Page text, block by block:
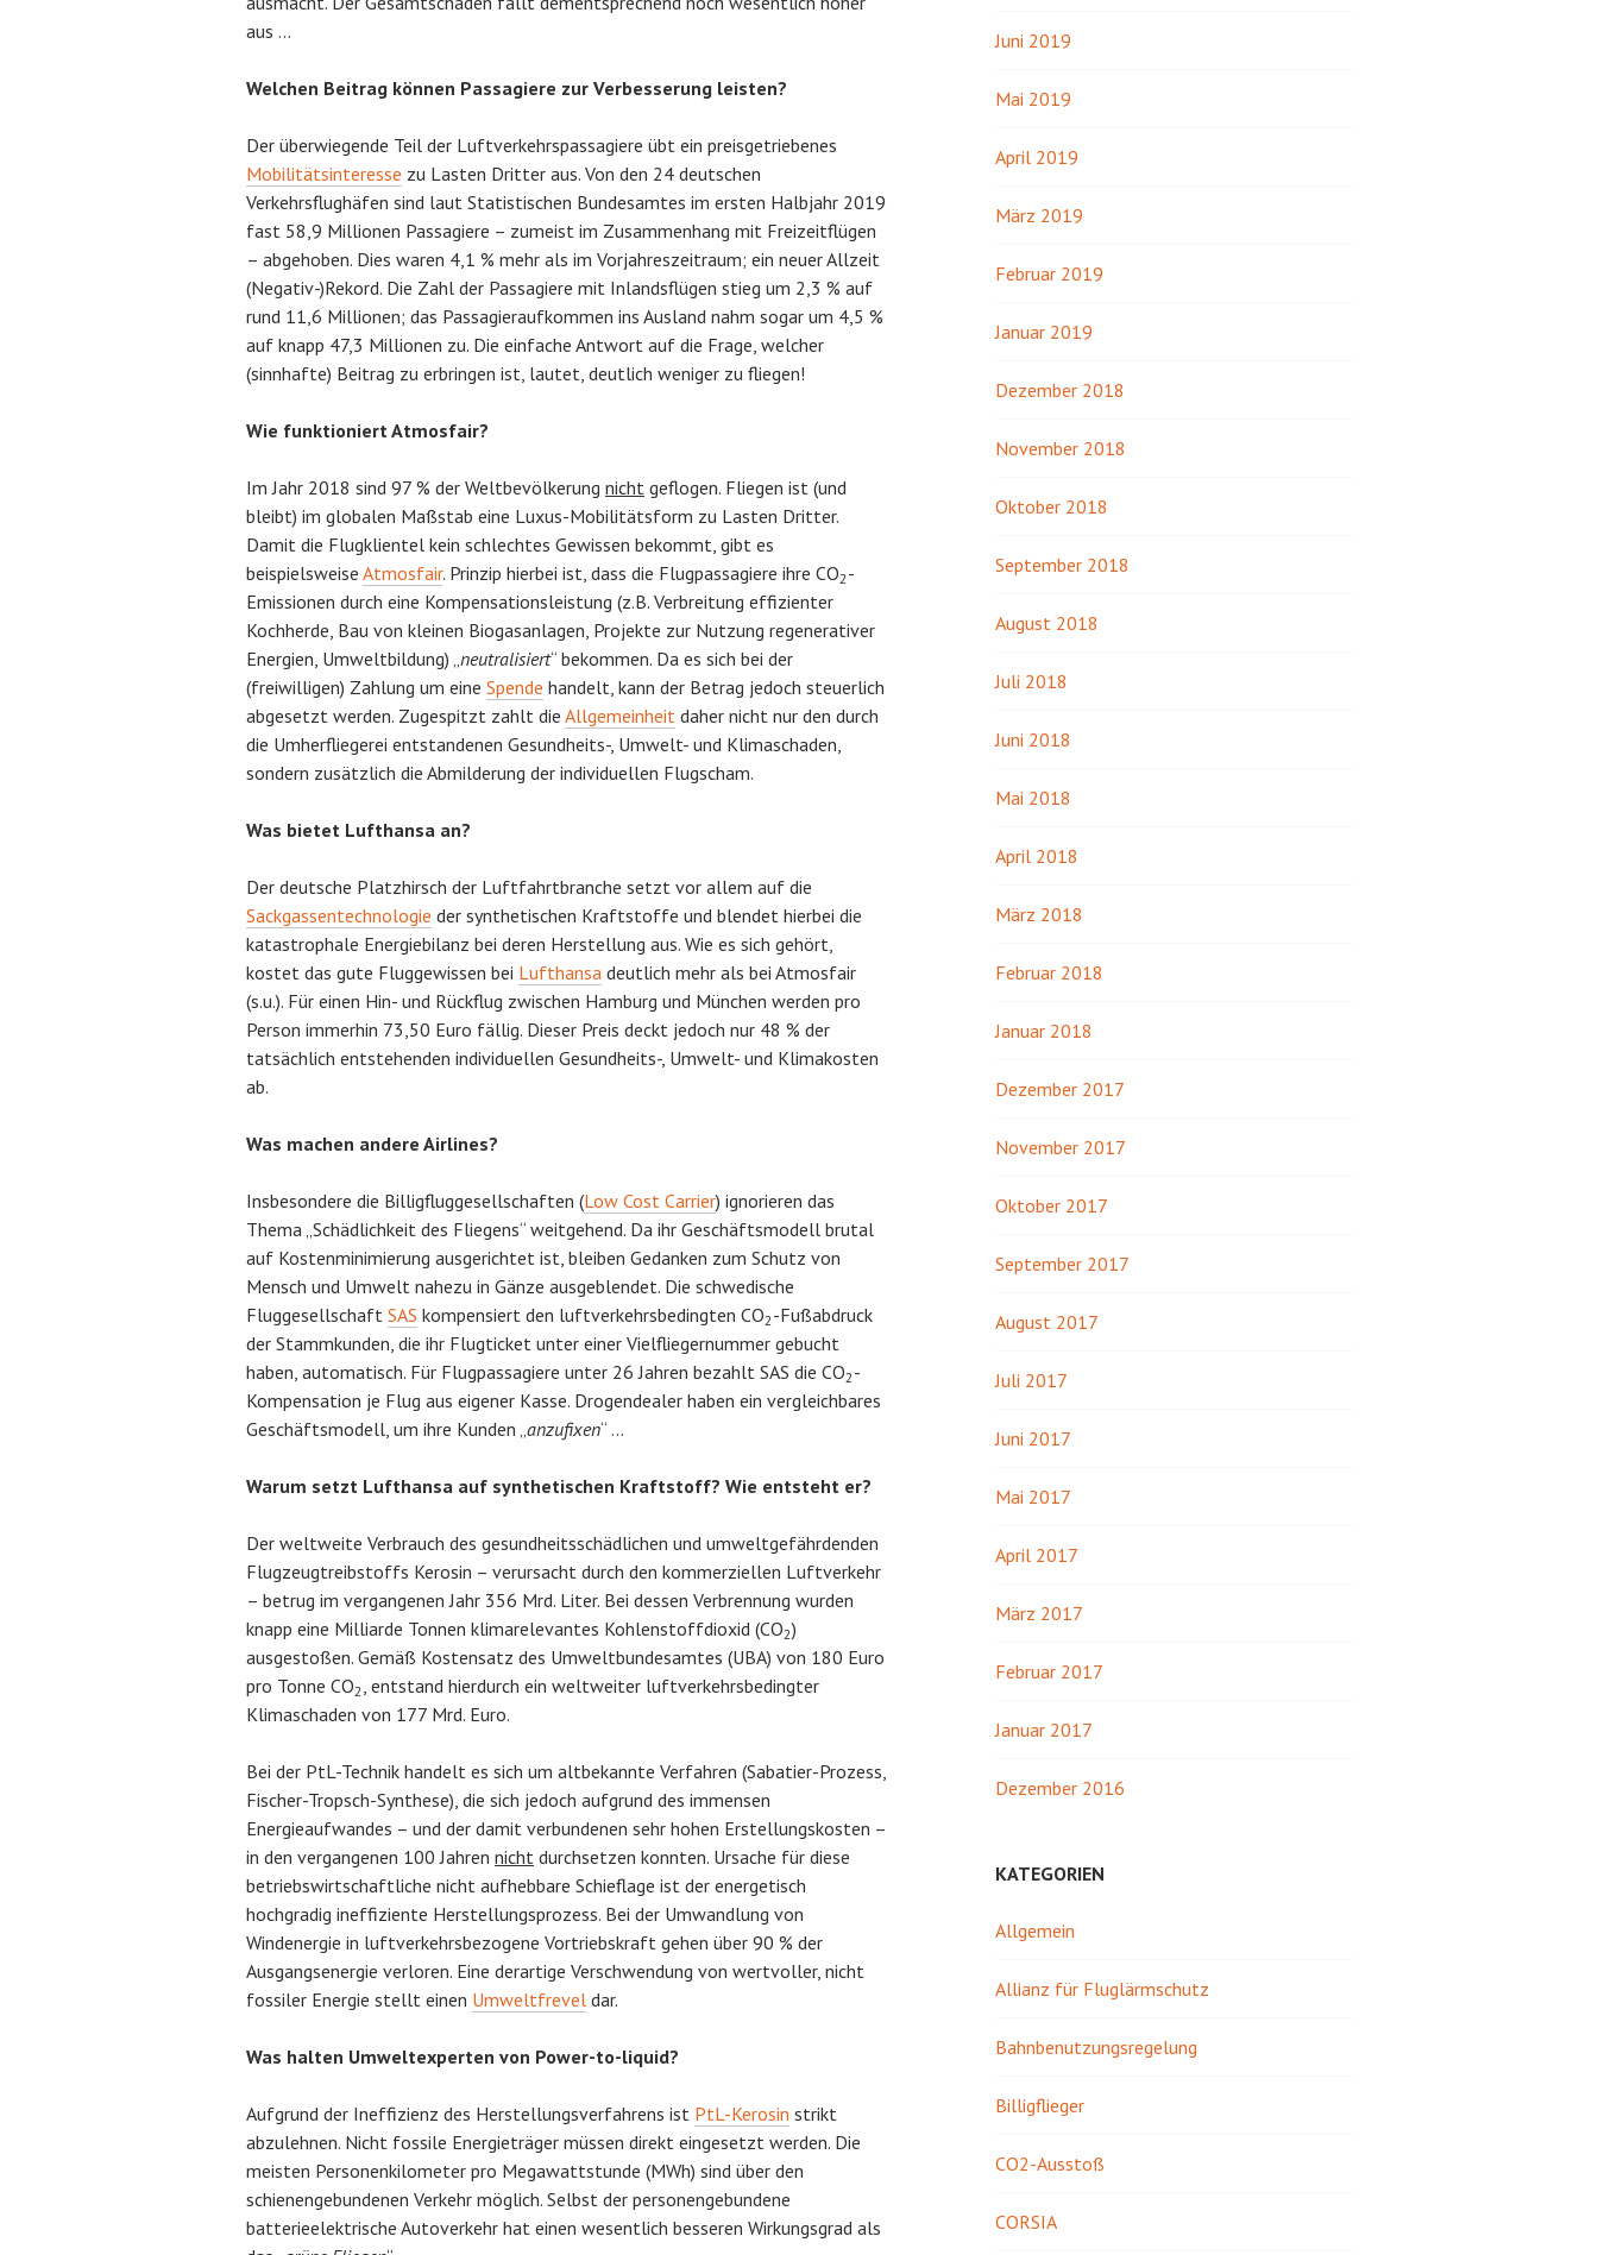
aus …
Welchen Beitrag können Passagiere zur Verbesserung leisten?
Der überwiegende Teil der Luftverkehrspassagiere übt ein preisgetriebenes
Mobilitätsinteresse zu Lasten Dritter aus. Von den 24 deutschen
Verkehrsflughäfen sind laut Statistischen Bundesamtes im ersten Halbjahr 2019
fast 58,9 Millionen Passagiere – zumeist im Zusammenhang mit Freizeitflügen
– abgehoben. Dies waren 4,1 % mehr als im Vorjahreszeitraum; ein neuer Allzeit
(Negativ-)Rekord. Die Zahl der Passagiere mit Inlandsflügen stieg um 2,3 % auf
rund 11,6 Millionen; das Passagieraufkommen ins Ausland nahm sogar um 4,5 %
auf knapp 47,3 Millionen zu. Die einfache Antwort auf die Frage, welcher
(sinnhafte) Beitrag zu erbringen ist, lautet, deutlich weniger zu fliegen!
Wie funktioniert Atmosfair?
Im Jahr 2018 sind 97 % der Weltbevölkerung nicht geflogen. Fliegen ist (und
bleibt) im globalen Maßstab eine Luxus-Mobilitätsform zu Lasten Dritter.
Damit die Flugklientel kein schlechtes Gewissen bekommt, gibt es
beispielsweise Atmosfair. Prinzip hierbei ist, dass die Flugpassagiere ihre CO2 -
Emissionen durch eine Kompensationsleistung (z.B. Verbreitung effizienter
Kochherde, Bau von kleinen Biogasanlagen, Projekte zur Nutzung regenerativer
Energien, Umweltbildung) „ neutralisiert“ bekommen. Da es sich bei der
(freiwilligen) Zahlung um eine Spende handelt, kann der Betrag jedoch steuerlich
abgesetzt werden. Zugespitzt zahlt die Allgemeinheit daher nicht nur den durch
die Umherfliegerei entstandenen Gesundheits-, Umwelt- und Klimaschaden,
sondern zusätzlich die Abmilderung der individuellen Flugscham.
Was bietet Lufthansa an?
Der deutsche Platzhirsch der Luftfahrtbranche setzt vor allem auf die
Sackgassentechnologie der synthetischen Kraftstoffe und blendet hierbei die
katastrophale Energiebilanz bei deren Herstellung aus. Wie es sich gehört,
kostet das gute Fluggewissen bei Lufthansa deutlich mehr als bei Atmosfair
(s.u.). Für einen Hin- und Rückflug zwischen Hamburg und München werden pro
Person immerhin 73,50 Euro fällig. Dieser Preis deckt jedoch nur 48 % der
tatsächlich entstehenden individuellen Gesundheits-, Umwelt- und Klimakosten
ab.
Was machen andere Airlines?
Insbesondere die Billigfluggesellschaften (Low Cost Carrier) ignorieren das
Thema „Schädlichkeit des Fliegens“ weitgehend. Da ihr Geschäftsmodell brutal
auf Kostenminimierung ausgerichtet ist, bleiben Gedanken zum Schutz von
Mensch und Umwelt nahezu in Gänze ausgeblendet. Die schwedische
Fluggesellschaft SAS kompensiert den luftverkehrsbedingten CO2 -Fußabdruck
der Stammkunden, die ihr Flugticket unter einer Vielfliegernummer gebucht
haben, automatisch. Für Flugpassagiere unter 26 Jahren bezahlt SAS die CO2 -
Kompensation je Flug aus eigener Kasse. Drogendealer haben ein vergleichbares
Geschäftsmodell, um ihre Kunden „ anzufixen“ …
Warum setzt Lufthansa auf synthetischen Kraftstoff? Wie entsteht er?
Der weltweite Verbrauch des gesundheitsschädlichen und umweltgefährdenden
Flugzeugtreibstoffs Kerosin – verursacht durch den kommerziellen Luftverkehr
– betrug im vergangenen Jahr 356 Mrd. Liter. Bei dessen Verbrennung wurden
knapp eine Milliarde Tonnen klimarelevantes Kohlenstoffdioxid (CO2)
ausgestoßen. Gemäß Kostensatz des Umweltbundesamtes (UBA) von 180 Euro
pro Tonne CO2 , entstand hierdurch ein weltweiter luftverkehrsbedingter
Klimaschaden von 177 Mrd. Euro.
Bei der PtL-Technik handelt es sich um altbekannte Verfahren (Sabatier-Prozess,
Fischer-Tropsch-Synthese), die sich jedoch aufgrund des immensen
Energieaufwandes – und der damit verbundenen sehr hohen Erstellungskosten –
in den vergangenen 100 Jahren nicht durchsetzen konnten. Ursache für diese
betriebswirtschaftliche nicht aufhebbare Schieflage ist der energetisch
hochgradig ineffiziente Herstellungsprozess. Bei der Umwandlung von
Windenergie in luftverkehrsbezogene Vortriebskraft gehen über 90 % der
Ausgangsenergie verloren. Eine derartige Verschwendung von wertvoller, nicht
fossiler Energie stellt einen Umweltfrevel dar.
Was halten Umweltexperten von Power-to-liquid?
Aufgrund der Ineffizienz des Herstellungsverfahrens ist PtL-Kerosin strikt
abzulehnen. Nicht fossile Energieträger müssen direkt eingesetzt werden. Die
meisten Personenkilometer pro Megawattstunde (MWh) sind über den
schienengebundenen Verkehr möglich. Selbst der personengebundene
batterieelektrische Autoverkehr hat einen wesentlich besseren Wirkungsgrad als
Juni 2019
Mai 2019
April 2019
März 2019
Februar 2019
Januar 2019
Dezember 2018
November 2018
Oktober 2018
September 2018
August 2018
Juli 2018
Juni 2018
Mai 2018
April 2018
März 2018
Februar 2018
Januar 2018
Dezember 2017
November 2017
Oktober 2017
September 2017
August 2017
Juli 2017
Juni 2017
Mai 2017
April 2017
März 2017
Februar 2017
Januar 2017
Dezember 2016
KATEGORIEN
Allgemein
Allianz für Fluglärmschutz
Bahnbenutzungsregelung
Billigflieger
CO2-Ausstoß
CORSIA